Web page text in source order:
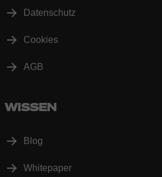
Datenschutz
Cookies
AGB
WISSEN
Blog
Whitepaper